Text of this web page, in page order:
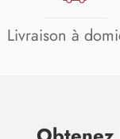
Livraison à